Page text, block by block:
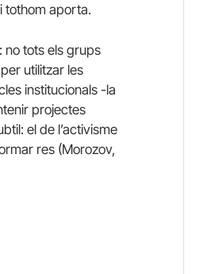
tothom aporta.
no tots els grups
utilitzar les
institucionals -la
projectes
el de l’activisme
res (Morozov,